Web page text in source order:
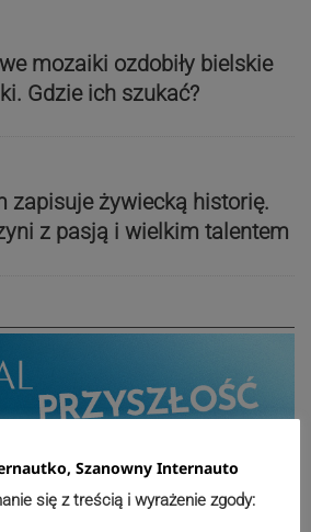
mozaiki ozdobiły bielskie
Gdzie ich szukać?
zapisuje żywiecką historię.
z pasją i wielkim talentem
Szanowny Internauto
się z treścią i wyrażenie zgody: